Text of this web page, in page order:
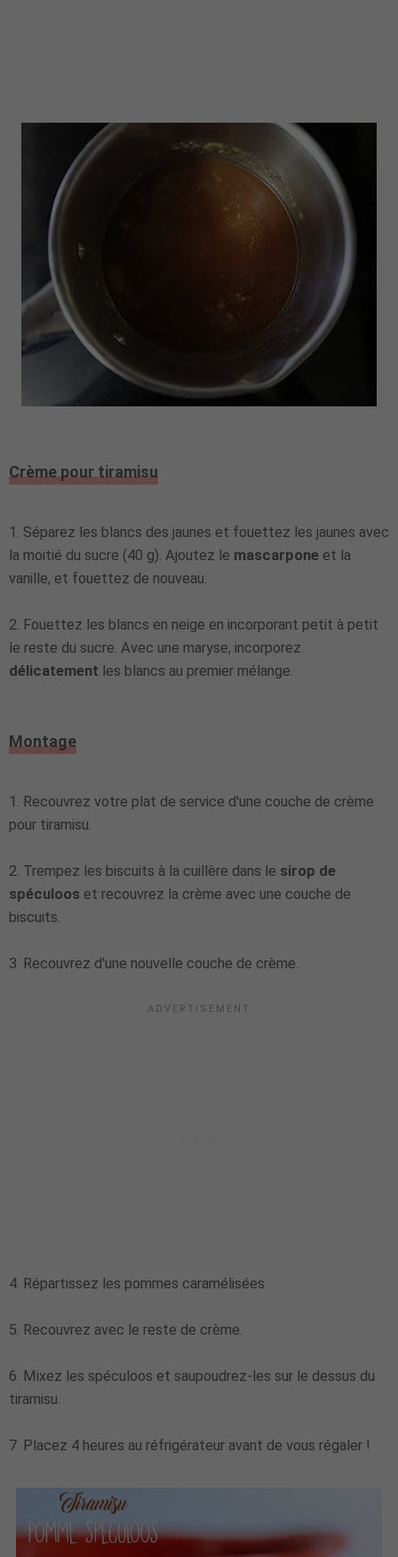
Crème pour tiramisu
1. Séparez les blancs des jaunes et fouettez les jaunes avec
la moitié du sucre (40 g). Ajoutez le mascarpone et la
vanille, et fouettez de nouveau.
2. Fouettez les blancs en neige en incorporant petit à petit
le reste du sucre. Avec une maryse, incorporez
délicatement les blancs au premier mélange.
Montage
1. Recouvrez votre plat de service d'une couche de crème
pour tiramisu.
2. Trempez les biscuits à la cuillère dans le sirop de
spéculoos et recouvrez la crème avec une couche de
biscuits.
3. Recouvrez d'une nouvelle couche de crème.
4. Répartissez les pommes caramélisées.
5. Recouvrez avec le reste de crème.
6. Mixez les spéculoos et saupoudrez-les sur le dessus du
tiramisu.
7. Placez 4 heures au réfrigérateur avant de vous régaler !